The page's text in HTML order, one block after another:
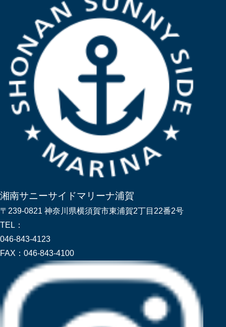
湘南サニーサイドマリーナ浦賀
〒239-0821 神奈川県横須賀市東浦賀2丁目22番2号
TEL：
046-843-4123
FAX： 046-843-4100